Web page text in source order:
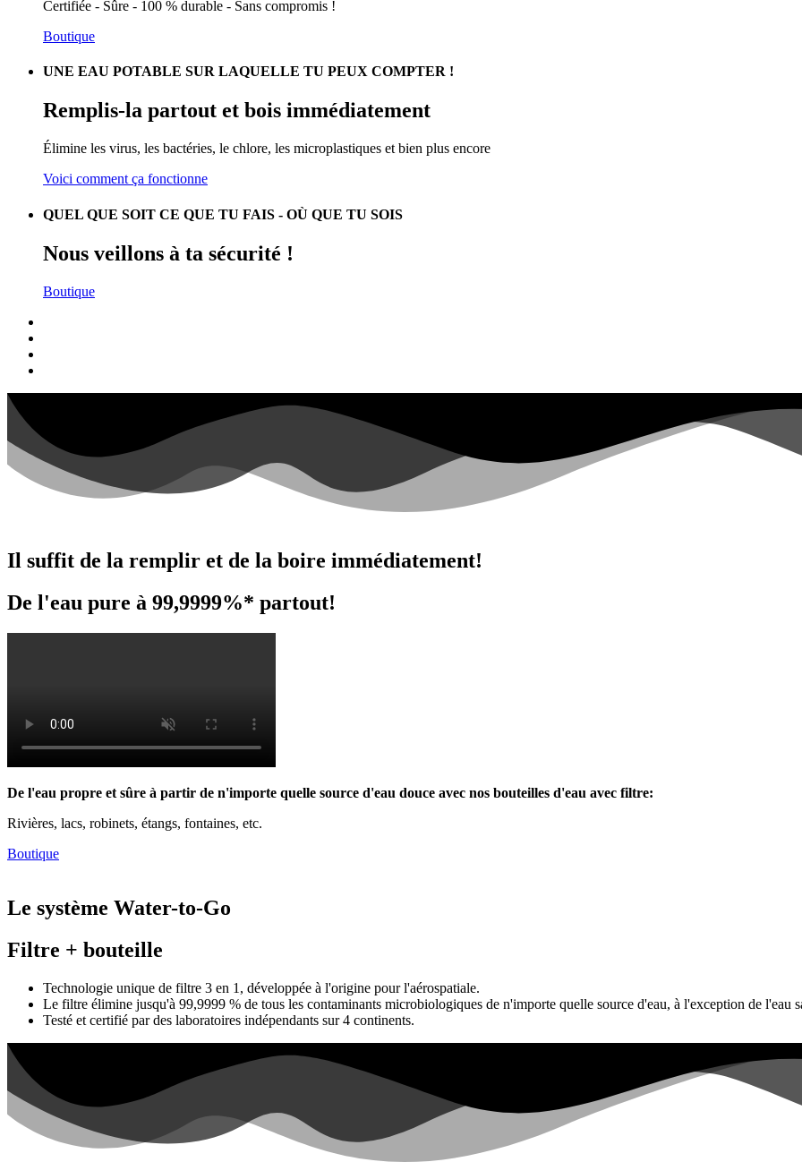
Certifiée - Sûre - 100 % durable - Sans compromis !
Boutique
UNE EAU POTABLE SUR LAQUELLE TU PEUX COMPTER !
Remplis-la partout et bois immédiatement
Élimine les virus, les bactéries, le chlore, les microplastiques et bien plus encore
Voici comment ça fonctionne
QUEL QUE SOIT CE QUE TU FAIS - OÙ QUE TU SOIS
Nous veillons à ta sécurité !
Boutique
Il suffit de la remplir et de la boire immédiatement!
De l'eau pure à 99,9999%* partout!
De l'eau propre et sûre à partir de n'importe quelle source d'eau douce avec nos bouteilles d'eau avec filtre:
Rivières, lacs, robinets, étangs, fontaines, etc.
Boutique
Le système Water-to-Go
Filtre + bouteille
Technologie unique de filtre 3 en 1, développée à l'origine pour l'aérospatiale.
Le filtre élimine jusqu'à 99,9999 % de tous les contaminants microbiologiques de n'importe quelle source d'eau, à l'exception de l'eau
Testé et certifié par des laboratoires indépendants sur 4 continents.